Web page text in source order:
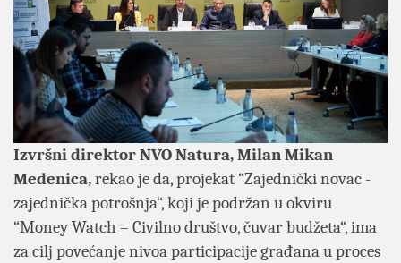
Izvršni direktor NVO Natura, Milan Mikan
Medenica,rekao je da, projekat “Zajednički novac -
zajednička potrošnja“, koji je podržan u okviru
“Money Watch – Civilno društvo, čuvar budžeta“, ima
za cilj povećanje nivoa participacije građana u proces